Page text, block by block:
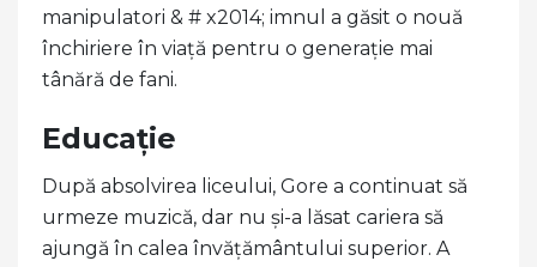
manipulatori & # x2014; imnul a găsit o nouă
închiriere în viață pentru o generație mai
tânără de fani.
Educaţie
După absolvirea liceului, Gore a continuat să
urmeze muzică, dar nu și-a lăsat cariera să
ajungă în calea învățământului superior. A